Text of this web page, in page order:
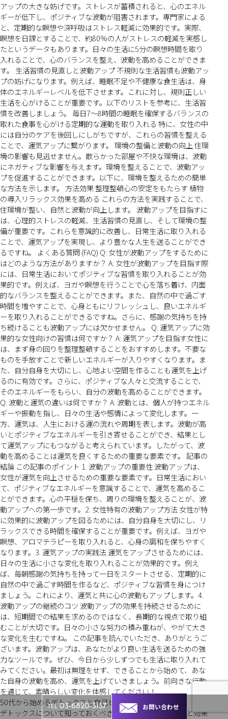
TEL 03-6820-3157 お問い合わせ
アップの大きな妨げです。ストレスが蓄積されると、心のエネル
ギーが低下し、ポジティブな波動が阻害されます。専門家による
と、定期的な瞑想や深呼吸はストレス軽減に効果的です。実際、
瞑想を日課とすることで、約80%の人がストレスの軽減を実感し
たというデータもあります。日々の生活に5分の瞑想時間を取り
入れることで、心のバランスを整え、波動を高めることができま
す。 生活習慣の見直しと波動アップ 不規則な生活習慣も波動アッ
プの妨げになります。例えば、睡眠不足や不健康な食生活は、身
体のエネルギーレベルを低下させます。これに対し、規則正しい
生活を心がけることが重要です。以下のリストを参考に、生活習
慣を改善しましょう。 毎日7〜8時間の睡眠を確保するバランスの
取れた食事を心がける定期的な運動を取り入れる 特に、女性の中
には自分のケアを後回しにしがちですが、これらの習慣を整える
ことで、運気アップに繋がります。 環境の整備と波動の向上 住環
境の影響も見逃せません。散らかった部屋や不快な環境は、波動
にネガティブな影響を与えます。環境を整えることで、波動アッ
プを促進することができます。以下に、環境を整えるための簡単
な方法を示します。 方法効果 整理整頓心の安定をもたらす 植物
の導入リラックス効果を高める これらの方法を実践することで、
住環境が整い、自然と波動が向上します。 波動アップを目指すに
は、心理的ストレスの軽減、生活習慣の見直し、そして環境の整
備が重要です。これらを意識的に改善し、日常生活に取り入れる
ことで、運気アップを実現し、より豊かな人生を送ることができ
るですね。 よくある質問 (FAQ) Q: 女性が波動アップをするために
はどのような方法がありますか？ A: 女性が波動アップを目指す際
には、日常生活においてポジティブな習慣を取り入れることが効
果的です。例えば、ヨガや瞑想を行うことで心を落ち着け、内面
的なバランスを整えることができます。また、自然の中で過ごす
時間を増やすことで、心身ともにリフレッシュし、良いエネルギ
ーを取り入れることができるですね。さらに、感謝の気持ちを持
ち続けることも波動アップには欠かせません。 Q: 運気アップに効
果的な女性向けの習慣は何ですか？ A: 運気アップを目指す女性に
は、まず身の回りを整理整頓することをおすすめします。不要な
ものを手放すことで新しいエネルギーが入りやすくなります。ま
た、自分自身を大切にし、心地よい空間を作ることも運気を上げ
るのに有効です。さらに、ポジティブな人々と交流することで、
そのエネルギーをもらい、自分の波動を高めることができます。
Q: 波動と運気の違いは何ですか？ A: 波動とは、個人が持つエネル
ギーや振動を指し、日々の生活や感情によって変化します。一
方、運気は、人生における運の流れや周期を表します。波動が高
いとポジティブなエネルギーを引き寄せることができ、結果とし
て運気アップにもつながると考えられています。したがって、波
動を高めることは運気を良くするための重要な要素です。 記事の
結論 この記事のポイント 1. 波動アップの重要性 波動アップは、
女性が運気を向上させるための重要な要素です。日常生活におい
て、ポジティブなエネルギーを意識することで、運気を高めるこ
とができます。心の平穏を保ち、周りの環境を整えることが、波
動アップへの第一歩です。2. 女性特有の波動アップ方法 女性が特
に効果的に波動アップを図るためには、自分自身を大切にし、リ
ラックスできる時間を確保することが重要です。例えば、ヨガや
瞑想、アロマテラピーを取り入れると、心身の調和を保ちやすく
なります。3. 運気アップの実践法 運気をアップさせるためには、
日々の生活に小さな変化を取り入れることが効果的です。例え
ば、毎朝感謝の気持ちを持って一日をスタートさせる、定期的に
自然の中で過ごす時間を作るなど、ポジティブな習慣を身につけ
ましょう。これにより、運気と共に心の波動もアップします。4.
波動アップの継続のコツ 波動アップの効果を持続させるために
は、短期間での結果を求めるのではなく、長期的な視点で取り組
むことが大切です。日々の小さな努力の積み重ねが、やがて大き
な変化を生むですね。 この記事を読んでいただき、ありがとうご
ざいます。波動アップは、あなたがより良い生活を送るための強
力なツールです。ぜひ、今日から少しずつでも生活に取り入れて
みてください。最初は無理をせず、できることから始めて、あな
た自身の波動を高め、運気を上げていきましょう。前向きな行動
を通じて、素晴らしい変化を体感してください！
50代から始めるデトックスと自己ヒーリングのススメ
デトックスについて知っておくべきこと デトックスの目的と効果